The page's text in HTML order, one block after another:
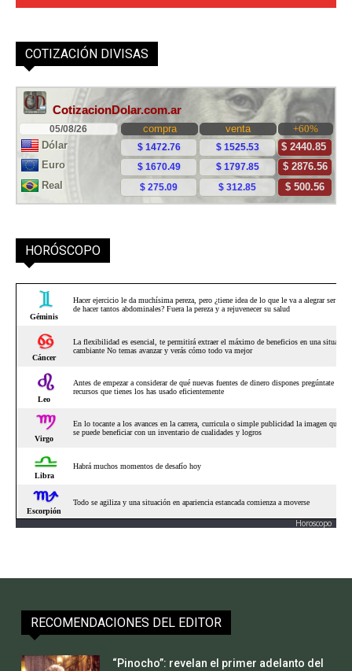
COTIZACIÓN DIVISAS
HORÓSCOPO
Horoscopo
RECOMENDACIONES DEL EDITOR
“Pinocho”: revelan el primer adelanto del